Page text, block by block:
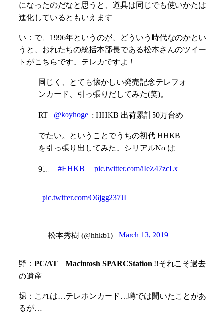
になったのだなと思うと、道具は同じでも使いかたは
進化しているともいえます
い：で、1996年というのが、どういう時代なのかとい
うと、おれたちの統括本部長である松本さんのツイー
トがこちらです。テレカですよ！
同じく、とても懐かしい発売記念テレフォ
ンカード、引っ張りだしてみた(笑)。
RT @koyhoge : HHKB 出荷累計50万台め
でたい。ということでうちの初代 HHKB
を引っ張り出してみた。シリアルNo は
91。 #HHKB pic.twitter.com/iIeZ47zcLx
pic.twitter.com/O6jgg237JI
— 松本秀樹 (@hhkb1) March 13, 2019
野： PC/AT Macintosh SPARCStation !!それこそ過去
の遺産
堀：これは…テレホンカード…噂では聞いたことがあ
るが…